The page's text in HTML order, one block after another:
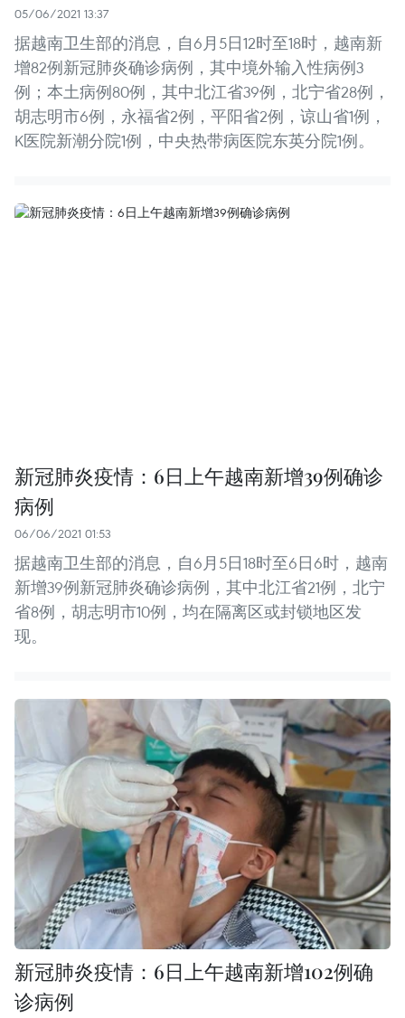
05/06/2021 13:37
据越南卫生部的消息，自6月5日12时至18时，越南新
增82例新冠肺炎确诊病例，其中境外输入性病例3
例；本土病例80例，其中北江省39例，北宁省28例，
胡志明市6例，永福省2例，平阳省2例，谅山省1例，
K医院新潮分院1例，中央热带病医院东英分院1例。
新冠肺炎疫情：6日上午越南新增39例确诊
病例
06/06/2021 01:53
据越南卫生部的消息，自6月5日18时至6日6时，越南
新增39例新冠肺炎确诊病例，其中北江省21例，北宁
省8例，胡志明市10例，均在隔离区或封锁地区发
现。
新冠肺炎疫情：6日上午越南新增102例确
诊病例